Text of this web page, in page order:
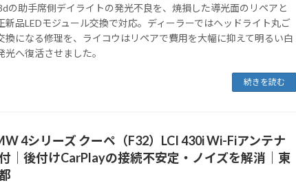
の助手席側デイライトの発光不良を、焼損した導光面のリペアと
新品LEDモジュール交換で対応。ディーラーではヘッドライト丸ご
換になる修理を、ライコウはリペアで費用を大幅に抑えて明るい白
光へ復活させました。
続きを読む
4シリーズ クーペ（F32）LCI 430i Wi-Fiアンテナ
｜後付けCarPlayの接続不安定・ノイズを解消｜東